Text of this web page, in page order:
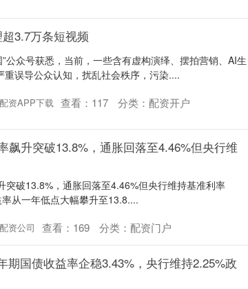
3.7万条短视频
公众号获悉，当前，一些含有虚构演绎、摆拍营销、AI生
误导公众认知，扰乱社会秩序，污染....
资APP下载 查看： 117 分类： 配资开户
飙升突破13.8%，通胀回落至4.46%但央行维
突破13.8%，通胀回落至4.46%但央行维持基准利率
从一年低点大幅攀升至13.8....
资公司 查看： 169 分类： 配资门户
期国债收益率企稳3.43%，央行维持2.25%政